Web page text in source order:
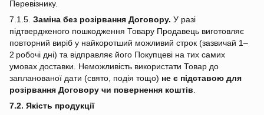
Перевізнику.
7.1.5. Заміна без розірвання Договору. У разі
підтвердженого пошкодження Товару Продавець виготовляє
повторний виріб у найкоротший можливий строк (зазвичай 1–
2 робочі дні) та відправляє його Покупцеві на тих самих
умовах доставки. Неможливість використати Товар до
запланованої дати (свято, подія тощо) не є підставою для
розірвання Договору чи повернення коштів
7.2. Якість продукції